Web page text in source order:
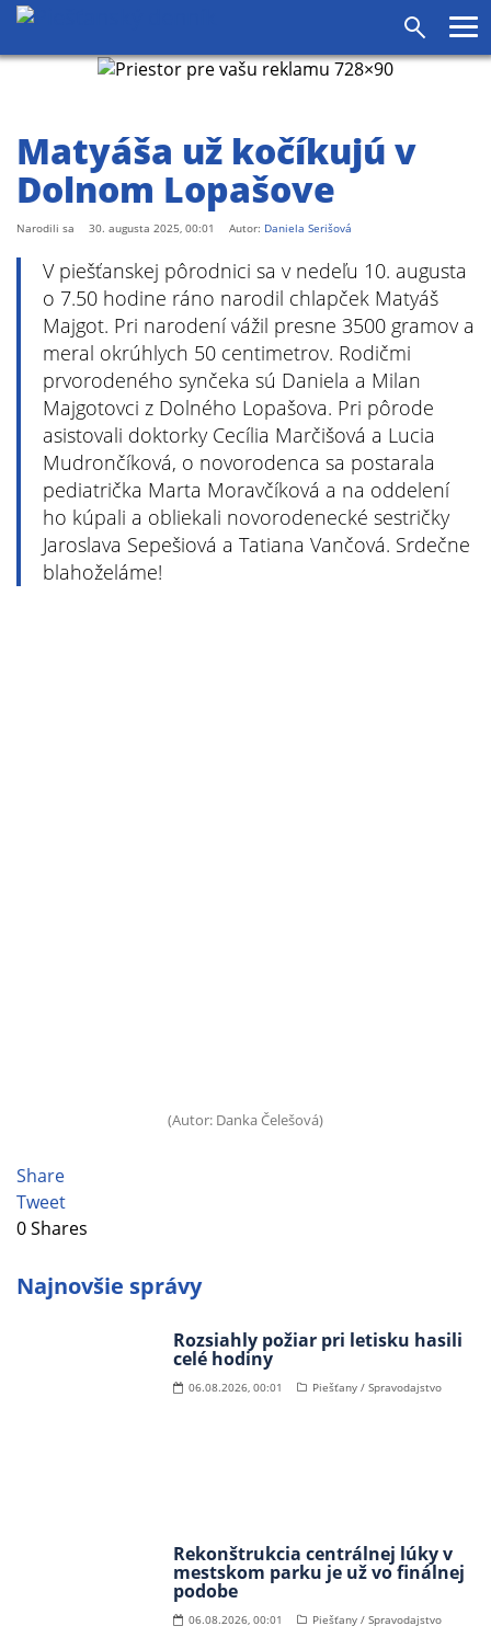
Matyáša už kočíkujú v
Dolnom Lopašove
Narodili sa 30. augusta 2025, 00:01 Autor: Daniela Serišová
V piešťanskej pôrodnici sa v nedeľu 10. augusta
o 7.50 hodine ráno narodil chlapček Matyáš
Majgot. Pri narodení vážil presne 3500 gramov a
meral okrúhlych 50 centimetrov. Rodičmi
prvorodeného synčeka sú Daniela a Milan
Majgotovci z Dolného Lopašova. Pri pôrode
asistovali doktorky Cecília Marčišová a Lucia
Mudrončíková, o novorodenca sa postarala
pediatrička Marta Moravčíková a na oddelení
ho kúpali a obliekali novorodenecké sestričky
Jaroslava Sepešiová a Tatiana Vančová. Srdečne
blahoželáme!
(Autor: Danka Čelešová)
Share
Tweet
0Shares
Najnovšie správy
Rozsiahly požiar pri letisku hasili
celé hodiny
06.08.2026, 00:01 Piešťany / Spravodajstvo
Rekonštrukcia centrálnej lúky v
mestskom parku je už vo finálnej
podobe
06.08.2026, 00:01 Piešťany / Spravodajstvo